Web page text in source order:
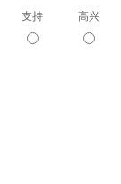
支持 高兴